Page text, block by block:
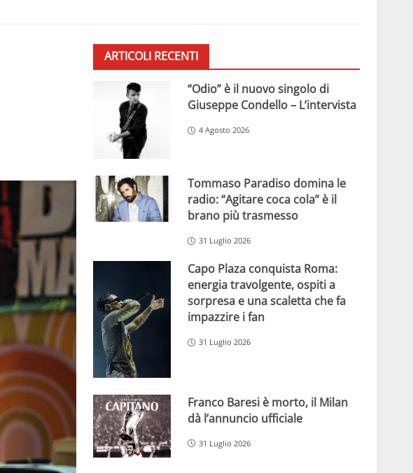
ARTICOLI RECENTI
“Odio” è il nuovo singolo di
Giuseppe Condello – L’intervista
4 Agosto 2026
Tommaso Paradiso domina le
radio: “Agitare coca cola” è il
brano più trasmesso
31 Luglio 2026
Capo Plaza conquista Roma:
energia travolgente, ospiti a
sorpresa e una scaletta che fa
impazzire i fan
31 Luglio 2026
Franco Baresi è morto, il Milan
dà l’annuncio ufficiale
31 Luglio 2026